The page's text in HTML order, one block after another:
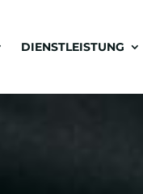
DIENSTLEISTUNG